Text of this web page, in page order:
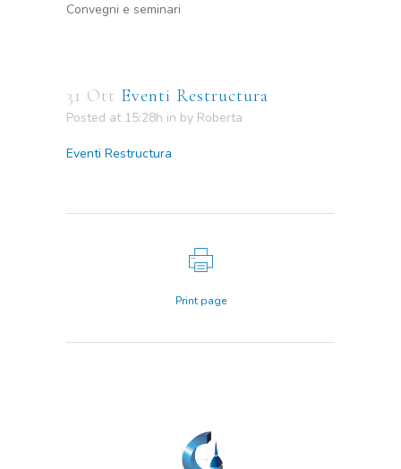
Convegni e seminari
31 Ott Eventi Restructura
Posted at 15:28h in by Roberta
Eventi Restructura
Print page